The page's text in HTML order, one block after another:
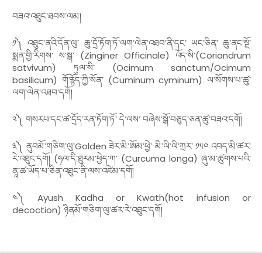
བཟའ་འཐུང་ཐབས་ལམ།
༡༽ འཐུང་ནའི་དོན་ལུ་ ཆུ་དྲོ་ཏོག་ཏོ་ལག་ལེན་འཐབ་ནི་དང་ ཡང་ཅིན་ ཆུ་ནང་སྔོ་
སྨན་གྱི་རིགས་ ས་སྒ་ (Zinginer Officinale) འོད་སི་(Coriandrum
satvivum) ཏུལ་སི་ (Ocimum sanctum/Ocimum
basilicum) གོ་རྙོད་ཀྱི་སོན་ (Cuminum cyminum) ལ་སོགས་པ་ཚུ་
ལག་ལེན་འཐབ་དགོ།
༢༽ གསརཔ་དང་ཚ་དྲོད་རན་ཏོག་ཏོ་ དེ་ལས་ བཞེས་སྒོ་བཅུད་ཅན་ཚུ་བཟའ་དགོ།
༣༽ ནུབམོ་གཅིག་ལུ་Goldenཟེར་མི་ཨོམ་ཕྱེ་ མི་ལི་ལི་ཀྲར་ ༡༥༠ འབད་མི་ཚར་
རེ་འཐུང་དགོ། (ཧལ་དི་ཐུརམ་ཕྱེད་ཀ་ (Curcuma longa) ཞུ་མ་ཚུགས་པའི་
ནཱ་ཚ་ཡོད་པ་ཅིན་འཐུང་ནི་ལས་འཛེམ་དགོ།
༤༽ Ayush Kadha or Kwath(hot infusion or
decoction)ཉིནམོ་གཅིག་ལུ་ཚར་རེ་འཐུང་དགོ།